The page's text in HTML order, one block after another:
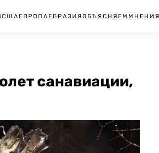
США ЕВРОПА ЕВРАЗИЯ ОБЪЯСНЯЕМ МНЕНИЯ
санавиации,